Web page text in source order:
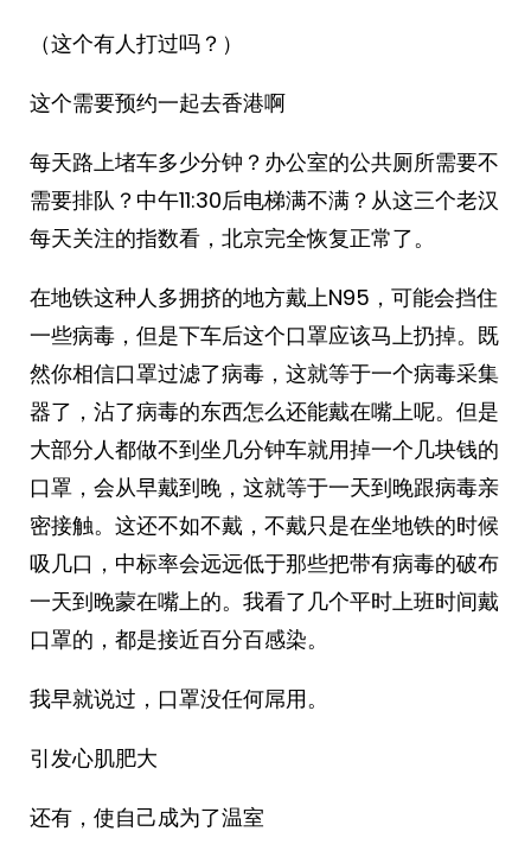
（这个有人打过吗？）
这个需要预约一起去香港啊
每天路上堵车多少分钟？办公室的公共厕所需要不
需要排队？中午11:30后电梯满不满？从这三个老汉
每天关注的指数看，北京完全恢复正常了。 ​​​
在地铁这种人多拥挤的地方戴上N95，可能会挡住
一些病毒，但是下车后这个口罩应该马上扔掉。既
然你相信口罩过滤了病毒，这就等于一个病毒采集
器了，沾了病毒的东西怎么还能戴在嘴上呢。但是
大部分人都做不到坐几分钟车就用掉一个几块钱的
口罩，会从早戴到晚，这就等于一天到晚跟病毒亲
密接触。这还不如不戴，不戴只是在坐地铁的时候
吸几口，中标率会远远低于那些把带有病毒的破布
一天到晚蒙在嘴上的。我看了几个平时上班时间戴
口罩的，都是接近百分百感染。
我早就说过，口罩没任何屌用。
引发心肌肥大
还有，使自己成为了温室